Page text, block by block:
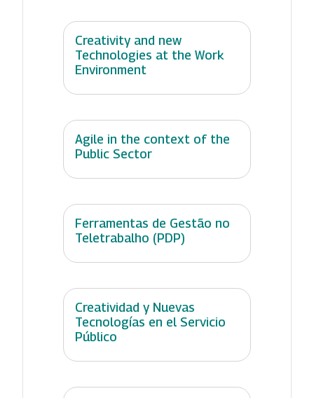
Creativity and new
Technologies at the Work
Environment
Agile in the context of the
Public Sector
Ferramentas de Gestão no
Teletrabalho (PDP)
Creatividad y Nuevas
Tecnologías en el Servicio
Público